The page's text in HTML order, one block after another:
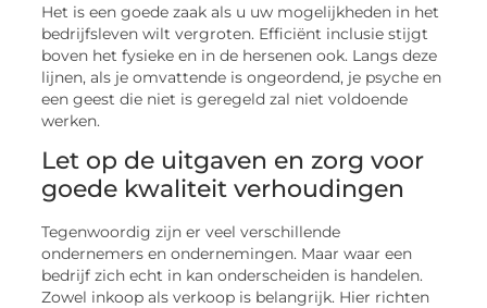
Het is een goede zaak als u uw mogelijkheden in het
bedrijfsleven wilt vergroten. Efficiënt inclusie stijgt
boven het fysieke en in de hersenen ook. Langs deze
lijnen, als je omvattende is ongeordend, je psyche en
een geest die niet is geregeld zal niet voldoende
werken.
Let op de uitgaven en zorg voor
goede kwaliteit verhoudingen
Tegenwoordig zijn er veel verschillende
ondernemers en ondernemingen. Maar waar een
bedrijf zich echt in kan onderscheiden is handelen.
Zowel inkoop als verkoop is belangrijk. Hier richten